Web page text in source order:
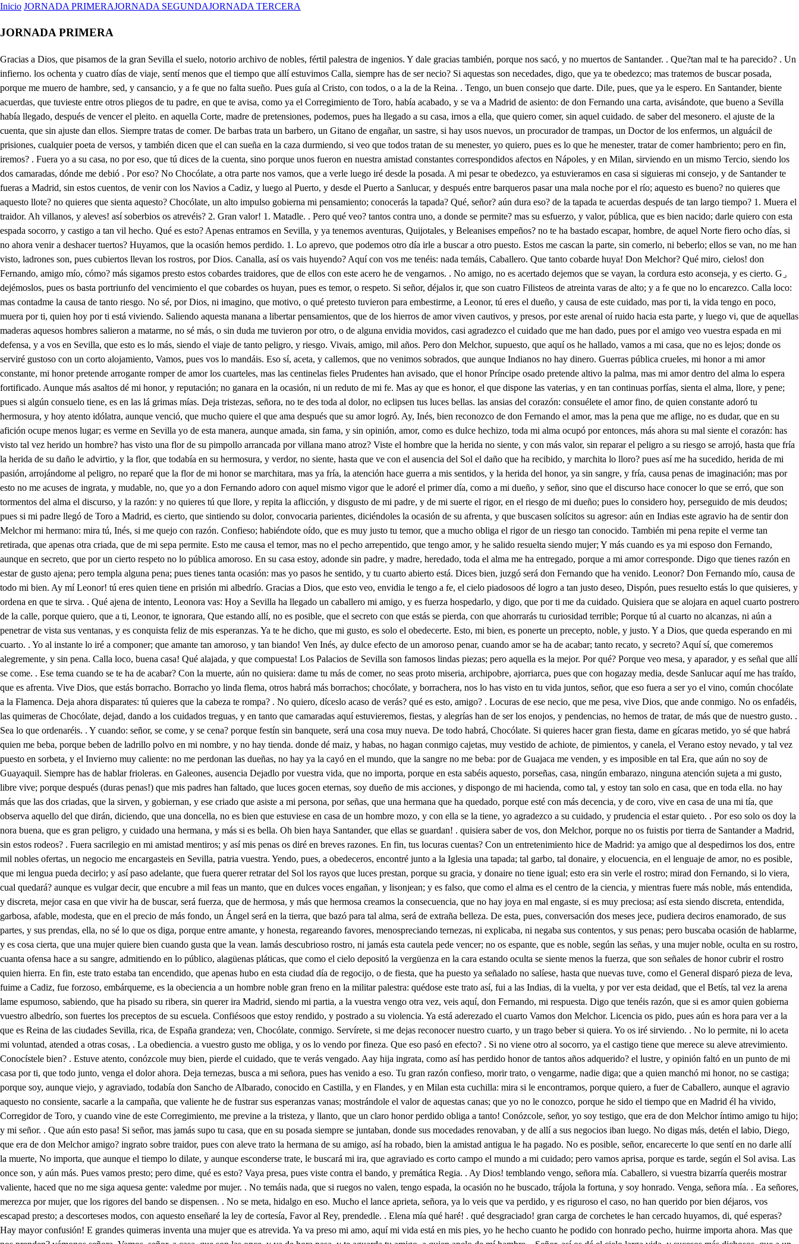
Inicio JORNADA PRIMERAJORNADA SEGUNDAJORNADA TERCERA
JORNADA PRIMERA
Gracias a Dios, que pisamos de la gran Sevilla el suelo, notorio archivo de nobles, fértil palestra de ingenios. Y dale gracias también, porque nos sacó, y no muertos de Santander. . Que?tan mal te ha parecido? . Un infierno. los ochenta y cuatro días de viaje, sentí menos que el tiempo que allí estuvimos Calla, siempre has de ser necio? Si aquestas son necedades, digo, que ya te obedezco; mas tratemos de buscar posada, porque me muero de hambre, sed, y cansancio, y a fe que no falta sueño. Pues guía al Cristo, con todos, o a la de la Reina. . Tengo, un buen consejo que darte. Dile, pues, que ya le espero. En Santander, biente acuerdas, que tuvieste entre otros pliegos de tu padre, en que te avisa, como ya el Corregimiento de Toro, había acabado, y se va a Madrid de asiento: de don Fernando una carta, avisándote, que bueno a Sevilla había llegado, después de vencer el pleito. en aquella Corte, madre de pretensiones, podemos, pues ha llegado a su casa, irnos a ella, que quiero comer, sin aquel cuidado. de saber del mesonero. el ajuste de la cuenta, que sin ajuste dan ellos. Siempre tratas de comer. De barbas trata un barbero, un Gitano de engañar, un sastre, si hay usos nuevos, un procurador de trampas, un Doctor de los enfermos, un alguácil de prisiones, cualquier poeta de versos, y también dicen que el can sueña en la caza durmiendo, si veo que todos tratan de su menester, yo quiero, pues es lo que he menester, tratar de comer hambriento; pero en fin, iremos? . Fuera yo a su casa, no por eso, que tú dices de la cuenta, sino porque unos fueron en nuestra amistad constantes correspondidos afectos en Nápoles, y en Milan, sirviendo en un mismo Tercio, siendo los dos camaradas, dónde me debió . Por eso? No Chocólate, a otra parte nos vamos, que a verle luego iré desde la posada. A mi pesar te obedezco, ya estuvieramos en casa si siguieras mi consejo, y de Santander te fueras a Madrid, sin estos cuentos, de venir con los Navios a Cadiz, y luego al Puerto, y desde el Puerto a Sanlucar, y después entre barqueros pasar una mala noche por el río; aquesto es bueno? no quieres que aquesto llote? no quieres que sienta aquesto? Chocólate, un alto impulso gobierna mi pensamiento; conocerás la tapada? Qué, señor? aún dura eso? de la tapada te acuerdas después de tan largo tiempo? 1. Muera el traidor. Ah villanos, y aleves! así soberbios os atrevéis? 2. Gran valor! 1. Matadle. . Pero qué veo? tantos contra uno, a donde se permite? mas su esfuerzo, y valor, pública, que es bien nacido; darle quiero con esta espada socorro, y castigo a tan vil hecho. Qué es esto? Apenas entramos en Sevilla, y ya tenemos aventuras, Quijotales, y Beleanises empeños? no te ha bastado escapar, hombre, de aquel Norte fiero ocho días, si no ahora venir a deshacer tuertos? Huyamos, que la ocasión hemos perdido. 1. Lo aprevo, que podemos otro día irle a buscar a otro puesto. Estos me cascan la parte, sin comerlo, ni beberlo; ellos se van, no me han visto, ladrones son, pues cubiertos llevan los rostros, por Dios. Canalla, así os vais huyendo? Aquí con vos me tenéis: nada temáis, Caballero. Que tanto cobarde huya! Don Melchor? Qué miro, cielos! don Fernando, amigo mío, cómo? más sigamos presto estos cobardes traidores, que de ellos con este acero he de vengarnos. . No amigo, no es acertado dejemos que se vayan, la cordura esto aconseja, y es cierto. G ̱. dejémoslos, pues os basta portriunfo del vencimiento el que cobardes os huyan, pues es temor, o respeto. Si señor, déjalos ir, que son cuatro Filisteos de atreinta varas de alto; y a fe que no lo encarezco. Calla loco: mas contadme la causa de tanto riesgo. No sé, por Dios, ni imagino, que motivo, o qué pretesto tuvieron para embestirme, a Leonor, tú eres el dueño, y causa de este cuidado, mas por ti, la vida tengo en poco, muera por ti, quien hoy por ti está viviendo. Saliendo aquesta manana a libertar pensamientos, que de los hierros de amor viven cautivos, y presos, por este arenal oí ruido hacia esta parte, y luego vi, que de aquellas maderas aquesos hombres salieron a matarme, no sé más, o sin duda me tuvieron por otro, o de alguna envidia movidos, casi agradezco el cuidado que me han dado, pues por el amigo veo vuestra espada en mi defensa, y a vos en Sevilla, que esto es lo más, siendo el viaje de tanto peligro, y riesgo. Vivais, amigo, mil años. Pero don Melchor, supuesto, que aquí os he hallado, vamos a mi casa, que no es lejos; donde os serviré gustoso con un corto alojamiento, Vamos, pues vos lo mandáis. Eso sí, aceta, y callemos, que no venimos sobrados, que aunque Indianos no hay dinero. Guerras pública crueles, mi honor a mi amor constante, mi honor pretende arrogante romper de amor los cuarteles, mas las centinelas fieles Prudentes han avisado, que el honor Príncipe osado pretende altivo la palma, mas mi amor dentro del alma lo espera fortificado. Aunque más asaltos dé mi honor, y reputación; no ganara en la ocasión, ni un reduto de mi fe. Mas ay que es honor, el que dispone las vaterias, y en tan continuas porfías, sienta el alma, llore, y pene; pues si algún consuelo tiene, es en las lá grimas mías. Deja tristezas, señora, no te des toda al dolor, no eclipsen tus luces bellas. las ansias del corazón: consuélete el amor fino, de quien constante adoró tu hermosura, y hoy atento idólatra, aunque venció, que mucho quiere el que ama después que su amor logró. Ay, Inés, bien reconozco de don Fernando el amor, mas la pena que me aflige, no es dudar, que en su afición ocupe menos lugar; es verme en Sevilla yo de esta manera, aunque amada, sin fama, y sin opinión, amor, como es dulce hechizo, toda mi alma ocupó por entonces, más ahora su mal siente el corazón: has visto tal vez herido un hombre? has visto una flor de su pimpollo arrancada por villana mano atroz? Viste el hombre que la herida no siente, y con más valor, sin reparar el peligro a su riesgo se arrojó, hasta que fría la herida de su daño le advirtio, y la flor, que todabía en su hermosura, y verdor, no siente, hasta que ve con el ausencia del Sol el daño que ha recibido, y marchita lo lloro? pues así me ha sucedido, herida de mi pasión, arrojándome al peligro, no reparé que la flor de mi honor se marchitara, mas ya fría, la atención hace guerra a mis sentidos, y la herida del honor, ya sin sangre, y fría, causa penas de imaginación; mas por esto no me acuses de ingrata, y mudable, no, que yo a don Fernando adoro con aquel mismo vigor que le adoré el primer día, como a mi dueño, y señor, sino que el discurso hace conocer lo que se erró, que son tormentos del alma el discurso, y la razón: y no quieres tú que llore, y repita la aflicción, y disgusto de mi padre, y de mi suerte el rigor, en el riesgo de mi dueño; pues lo considero hoy, perseguido de mis deudos; pues si mi padre llegó de Toro a Madrid, es cierto, que sintiendo su dolor, convocaria parientes, diciéndoles la ocasión de su afrenta, y que buscasen solícitos su agresor: aún en Indias este agravio ha de sentir don Melchor mi hermano: mira tú, Inés, si me quejo con razón. Confieso; habiéndote oído, que es muy justo tu temor, que a mucho obliga el rigor de un riesgo tan conocido. También mi pena repite el verme tan retirada, que apenas otra criada, que de mi sepa permite. Esto me causa el temor, mas no el pecho arrepentido, que tengo amor, y he salido resuelta siendo mujer; Y más cuando es ya mi esposo don Fernando, aunque en secreto, que por un cierto respeto no lo pública amoroso. En su casa estoy, adonde sin padre, y madre, heredado, toda el alma me ha entregado, porque a mi amor corresponde. Digo que tienes razón en estar de gusto ajena; pero templa alguna pena; pues tienes tanta ocasión: mas yo pasos he sentido, y tu cuarto abierto está. Dices bien, juzgó será don Fernando que ha venido. Leonor? Don Fernando mío, causa de todo mi bien. Ay mí Leonor! tú eres quien tiene en prisión mi albedrío. Gracias a Dios, que esto veo, envidia le tengo a fe, el cielo piadosoos dé logro a tan justo deseo, Dispón, pues resuelto estás lo que quisieres, y ordena en que te sirva. . Qué ajena de intento, Leonora vas: Hoy a Sevilla ha llegado un caballero mi amigo, y es fuerza hospedarlo, y digo, que por ti me da cuidado. Quisiera que se alojara en aquel cuarto postrero de la calle, porque quiero, que a ti, Leonor, te ignorara, Que estando allí, no es posible, que el secreto con que estás se pierda, con que ahorrarás tu curiosidad terrible; Porque tú al cuarto no alcanzas, ni aún a penetrar de vista sus ventanas, y es conquista feliz de mis esperanzas. Ya te he dicho, que mi gusto, es solo el obedecerte. Esto, mi bien, es ponerte un precepto, noble, y justo. Y a Dios, que queda esperando en mi cuarto. . Yo al instante lo iré a componer; que amante tan amoroso, y tan biando! Ven Inés, ay dulce efecto de un amoroso penar, cuando amor se ha de acabar; tanto recato, y secreto? Aquí sí, que comeremos alegremente, y sin pena. Calla loco, buena casa! Qué alajada, y que compuesta! Los Palacios de Sevilla son famosos lindas piezas; pero aquella es la mejor. Por qué? Porque veo mesa, y aparador, y es señal que allí se come. . Ese tema cuando se te ha de acabar? Con la muerte, aún no quisiera: dame tu más de comer, no seas proto miseria, archipobre, ajorriarca, pues que con hogazay media, desde Sanlucar aquí me has traído, que es afrenta. Vive Dios, que estás borracho. Borracho yo linda flema, otros habrá más borrachos; chocólate, y borrachera, nos lo has visto en tu vida juntos, señor, que eso fuera a ser yo el vino, común chocólate a la Flamenca. Deja ahora disparates: tú quieres que la cabeza te rompa? . No quiero, díceslo acaso de verás? qué es esto, amigo? . Locuras de ese necio, que me pesa, vive Dios, que ande conmigo. No os enfadéis, las quimeras de Chocólate, dejad, dando a los cuidados treguas, y en tanto que camaradas aquí estuvieremos, fiestas, y alegrías han de ser los enojos, y pendencias, no hemos de tratar, de más que de nuestro gusto. . Sea lo que ordenaréis. . Y cuando: señor, se come,